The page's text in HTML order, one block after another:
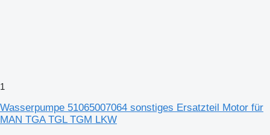
1
Wasserpumpe 51065007064 sonstiges Ersatzteil Motor für
MAN TGA TGL TGM LKW